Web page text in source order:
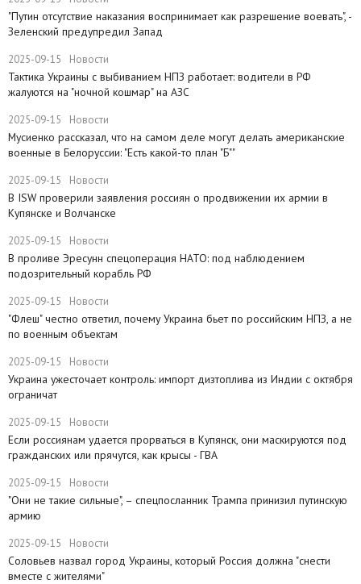
​"Путин отсутствие наказания воспринимает как разрешение воевать", -
Зеленский предупредил Запад
2025-09-15 Новости
Тактика Украины с выбиванием НПЗ работает: водители в РФ
жалуются на "ночной кошмар" на АЗС
2025-09-15 Новости
Мусиенко рассказал, что на самом деле могут делать американские
военные в Белоруссии: "Есть какой-то план "Б""
2025-09-15 Новости
В ISW проверили заявления россиян о продвижении их армии в
Купянске и Волчанске
2025-09-15 Новости
​В проливе Эресунн спецоперация НАТО: под наблюдением
подозрительный корабль РФ
2025-09-15 Новости
"Флеш" честно ответил, почему Украина бьет по российским НПЗ, а не
по военным объектам
2025-09-15 Новости
Украина ужесточает контроль: импорт дизтоплива из Индии с октября
ограничат
2025-09-15 Новости
Если россиянам удается прорваться в Купянск, они маскируются под
гражданских или прячутся, как крысы - ГВА
2025-09-15 Новости
"Они не такие сильные", – спецпосланник Трампа принизил путинскую
армию
2025-09-15 Новости
Соловьев назвал город Украины, который Россия должна "снести
вместе с жителями"